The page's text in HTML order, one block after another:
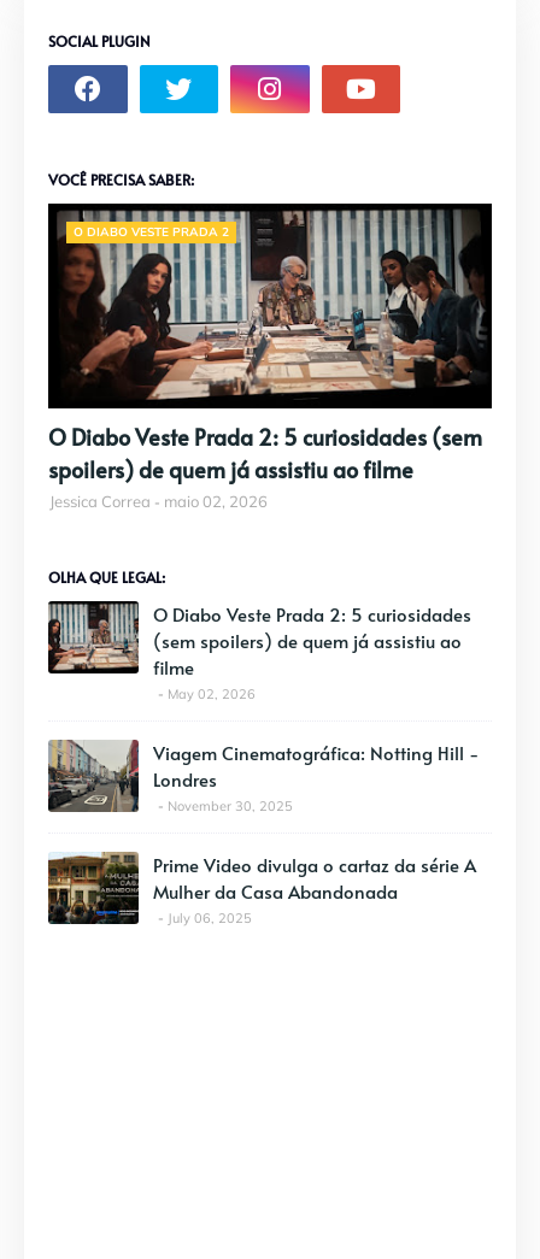
SOCIAL PLUGIN
VOCÊ PRECISA SABER:
O DIABO VESTE PRADA 2
O Diabo Veste Prada 2: 5 curiosidades (sem
spoilers) de quem já assistiu ao filme
Jessica Correa maio 02, 2026
OLHA QUE LEGAL:
O Diabo Veste Prada 2: 5 curiosidades
(sem spoilers) de quem já assistiu ao
filme
May 02, 2026
Viagem Cinematográfica: Notting Hill -
Londres
November 30, 2025
Prime Video divulga o cartaz da série A
Mulher da Casa Abandonada
July 06, 2025